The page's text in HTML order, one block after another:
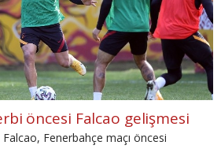
öncesi Falcao gelişmesi
Fenerbahçe maçı öncesi